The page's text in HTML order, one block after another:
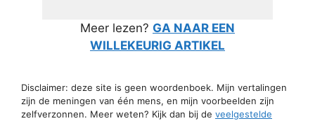
Meer lezen? GA NAAR EEN
WILLEKEURIG ARTIKEL
Disclaimer: deze site is geen woordenboek. Mijn vertalingen
zijn de meningen van één mens, en mijn voorbeelden zijn
zelfverzonnen. Meer weten? Kijk dan bij de veelgestelde